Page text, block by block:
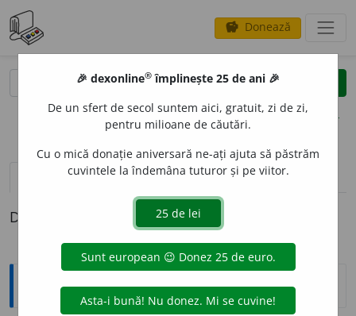
savings Donează
clear
opțiuni
definiții (1) pronunțievolume_up (1)
Definiția cu ID-ul 984555:
Sinonime
🎉 dexonline® împlinește 25 de ani 🎉
De un sfert de secol suntem aici, gratuit, zi de zi,
pentru milioane de căutări.
Cu o mică donație aniversară ne-ați ajuta să păstrăm
cuvintele la îndemâna tuturor și pe viitor.